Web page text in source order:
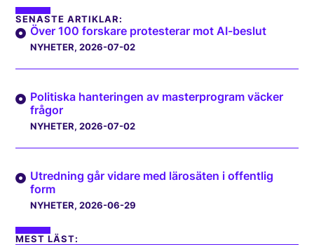
SENASTE ARTIKLAR:
Över 100 forskare protesterar mot AI-beslut
NYHETER, 2026-07-02
Politiska hanteringen av masterprogram väcker
frågor
NYHETER, 2026-07-02
Utredning går vidare med lärosäten i offentlig
form
NYHETER, 2026-06-29
MEST LÄST: